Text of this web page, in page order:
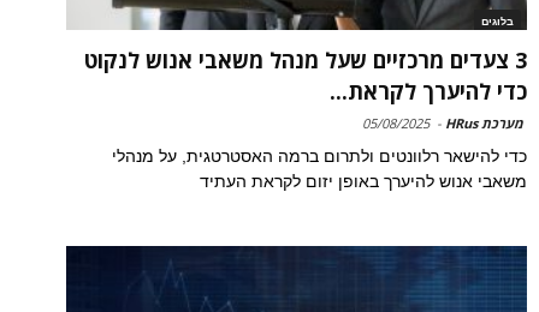
בלוגים
3 צעדים מרכזיים שעל מנהל משאבי אנוש לנקוט
כדי להיערך לקראת...
מערכת HRus -
05/08/2025
כדי להישאר רלוונטים ולתרום ברמה האסטרטגית, על מנהלי
משאבי אנוש להיערך באופן יזום לקראת העתיד